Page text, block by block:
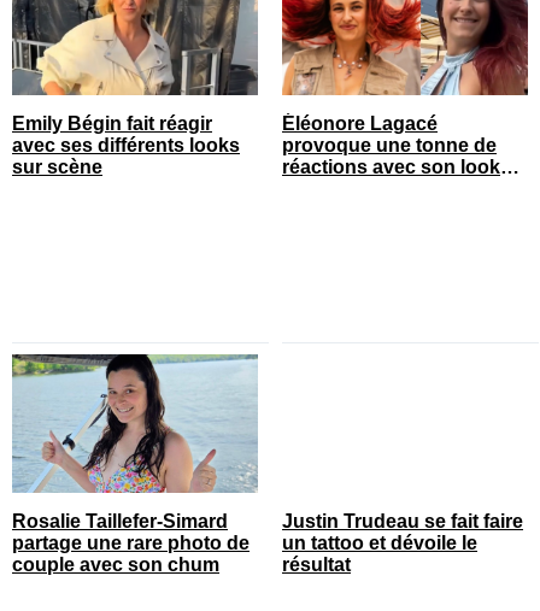
Emily Bégin fait réagir
avec ses différents looks
sur scène
Éléonore Lagacé
provoque une tonne de
réactions avec son look
Rosalie Taillefer-Simard
partage une rare photo de
couple avec son chum
Justin Trudeau se fait faire
un tattoo et dévoile le
résultat